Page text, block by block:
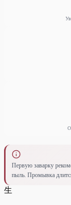
Первую заварку
пыль. Промывка
生